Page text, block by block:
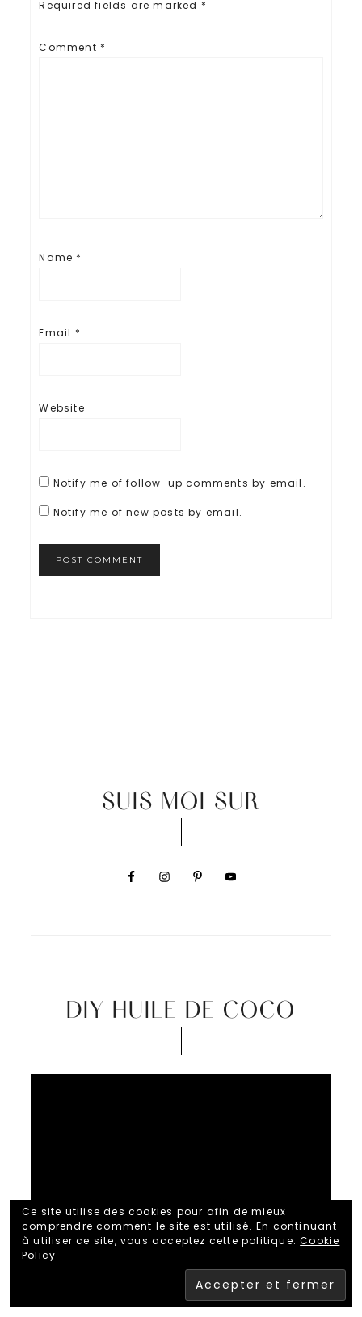
Required fields are marked *
Comment *
Name *
Email *
Website
Notify me of follow-up comments by email.
Notify me of new posts by email.
SUIS MOI SUR
DIY HUILE DE COCO
00:00 01:01
Ce site utilise des cookies pour afin de mieux
comprendre comment le site est utilisé. En continuant
à utiliser ce site, vous acceptez cette politique.Cookie
Policy